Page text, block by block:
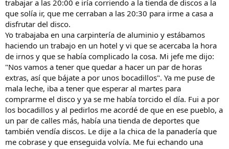
trabajar a las 20:00 e iría corriendo a la tienda de discos a la
que solía ir, que me cerraban a las 20:30 para irme a casa a
disfrutar del disco.
Yo trabajaba en una carpintería de aluminio y estábamos
haciendo un trabajo en un hotel y vi que se acercaba la hora
de irnos y que se había complicado la cosa. Mi jefe me dijo:
"Nos vamos a tener que quedar a hacer un par de horas
extras, así que bájate a por unos bocadillos". Ya me puse de
mala leche, iba a tener que esperar al martes para
comprarme el disco y ya se me había torcido el día. Fui a por
los bocadillos y al pedirlos me acordé de que en ese pueblo, a
un par de calles más, había una tienda de deportes que
también vendía discos. Le dije a la chica de la panadería que
me cobrase y que enseguida volvía. Me fui echando una